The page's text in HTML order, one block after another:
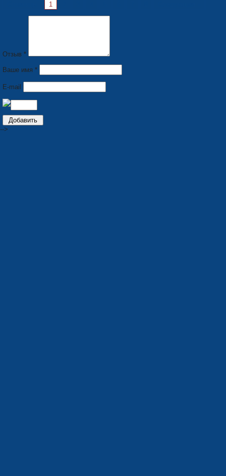
1
Отзыв *
Ваше имя *
E-mail
-->